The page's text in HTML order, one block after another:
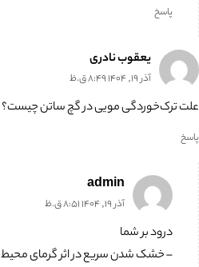
پاسخ
یعقوب نادری
آذر 19, 1404 8:49 ق.ظ
علت ترک‌خوردگی مویی در گچ ساتن چیست؟
پاسخ
admin
آذر 19, 1404 8:51 ق.ظ
درود بر شما
– خشک شدن سریع در اثر گرمای محیط